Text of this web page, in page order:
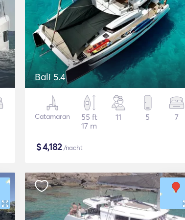
Bali 5.4
Catamaran
55 ft
17 m
11 5 7
$4,182/nacht